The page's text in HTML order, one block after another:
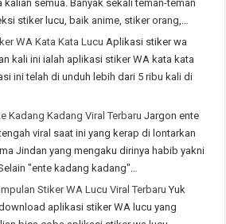
semua. Banyak sekali teman-teman
stiker lucu, baik anime, stiker orang,…
WA Kata Kata Lucu Aplikasi stiker wa
kali ini ialah aplikasi stiker WA kata kata
ini telah di unduh lebih dari 5 ribu kali di
Kadang Kadang Viral Terbaru Jargon ente
viral saat ini yang kerap di lontarkan
Jindan yang mengaku dirinya habib yakni
"ente kadang kadang"…
Stiker WA Lucu Viral Terbaru Yuk
aplikasi stiker WA lucu yang